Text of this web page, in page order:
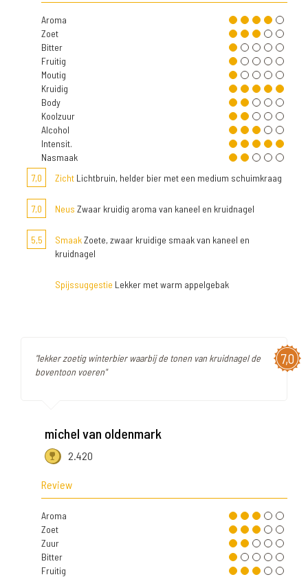
Aroma
Zoet
Bitter
Fruitig
Moutig
Kruidig
Body
Koolzuur
Alcohol
Intensit.
Nasmaak
7,0
Zicht Lichtbruin, helder bier met een medium schuimkraag
7,0 Neus Zwaar kruidig aroma van kaneel en kruidnagel
5,5 SmaakZoete, zwaar kruidige smaak van kaneel en
kruidnagel
Spijssuggestie Lekker met warm appelgebak
7,0
"lekker zoetig winterbier waarbij de tonen van kruidnagel de
boventoon voeren"
michel van oldenmark
2.420
Review
Aroma
Zoet
Zuur
Bitter
Fruitig